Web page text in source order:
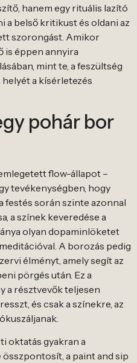
hanem egy rituális lazító
a belső kritikust és oldani az
szorongást. Amikor
is éppen annyira
mint te, a feszültség
helyét a kísérletezés
pohár bor
flow-állapot –
tevékenységben, hogy
festés során szinte azonnal
a színek keveredése a
olyan dopaminlöketet
A borozás pedig
élményt, amely segít az
pörgés után. Ez a
a résztvevők teljesen
és csak a színekre, az
oktatás gyakran a
a paint and sip